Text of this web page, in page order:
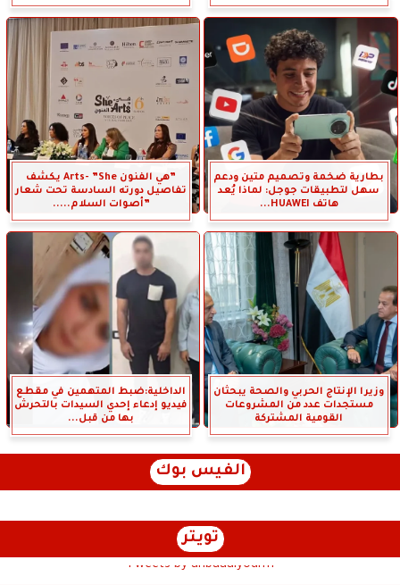
بطارية ضخمة وتصميم متين ودعم
سهل لتطبيقات جوجل: لماذا يُعد
هاتف HUAWEI...
”هي الفنون Arts- ”She يكشف
تفاصيل دورته السادسة تحت شعار
”أصوات السلام.....
وزيرا الإنتاج الحربي والصحة يبحثان
مستجدات عدد من المشروعات
القومية المشتركة
الداخلية:ضبط المتهمين في مقطع
فيديو إدعاء إحدي السيدات بالتحرش
بها من قبل...
الفيس بوك
تويتر
Tweets by anbaaalyoum1